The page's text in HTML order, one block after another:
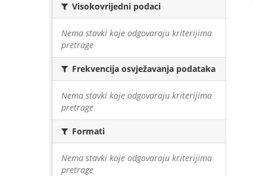
Visokovrijedni podaci
Nema stavki koje odgovaraju kriterijima
pretrage
Frekvencija osvježavanja podataka
Nema stavki koje odgovaraju kriterijima
pretrage
Formati
Nema stavki koje odgovaraju kriterijima
pretrage